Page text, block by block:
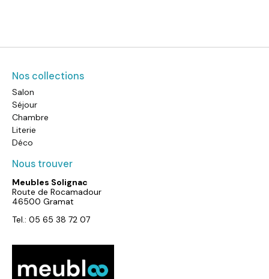
Nos collections
Salon
Séjour
Chambre
Literie
Déco
Nous trouver
Meubles Solignac
Route de Rocamadour
46500 Gramat
Tel.: 05 65 38 72 07